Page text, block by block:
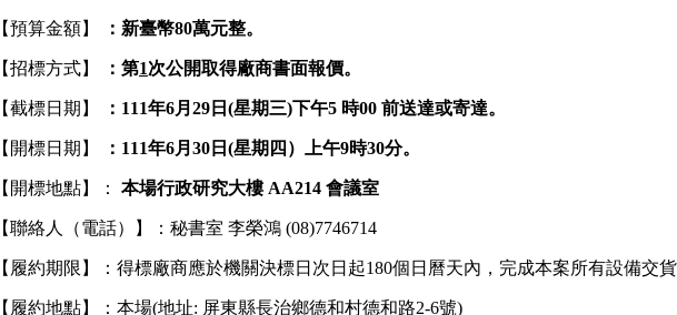
【預算金額】 ：新臺幣80萬元整。
【招標方式】 ：第1次公開取得廠商書面報價。
【截標日期】 ： 111年6月 29 日(星期三)下午5 時00 前送達或寄達。
【開標日期】 ： 111年6月30日(星期四）上午9時30分。
【開標地點】： 本場行政研究大樓 AA214 會議室
【聯絡人（電話）】：秘書室 李榮鴻 (08)7746714
【履約期限】：得標廠商應於機關決標日次日起180個日曆天內，完成本案所有設備交
【履約地點】：本場(地址: 屏東縣長治鄉德和村德和路2-6號)